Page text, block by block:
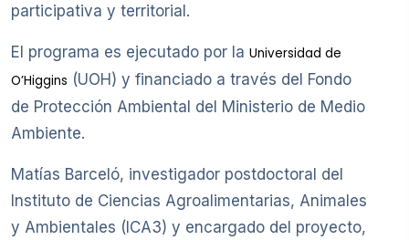
participativa y territorial.
El programa es ejecutado por la Universidad de
O’Higgins (UOH) y financiado a través del Fondo
de Protección Ambiental del Ministerio de Medio
Ambiente.
Matías Barceló, investigador postdoctoral del
Instituto de Ciencias Agroalimentarias, Animales
y Ambientales (ICA3) y encargado del proyecto,